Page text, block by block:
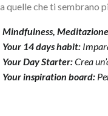
quelle che ti sembrano
Mindfulness,
Your 14 days habit:
Your Day Starter:Crea
Your inspiration board: